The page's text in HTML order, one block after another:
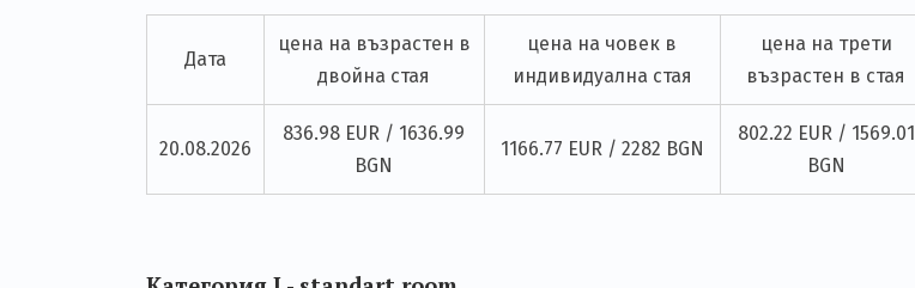
Дата
цена на възрастен в
двойна стая
цена на човек в
индивидуална стая
цена на трети
възрастен в стая
20.08.2026
836.98 EUR / 1636.99
BGN
1166.77 EUR / 2282 BGN
802.22 EUR / 1569.01
BGN